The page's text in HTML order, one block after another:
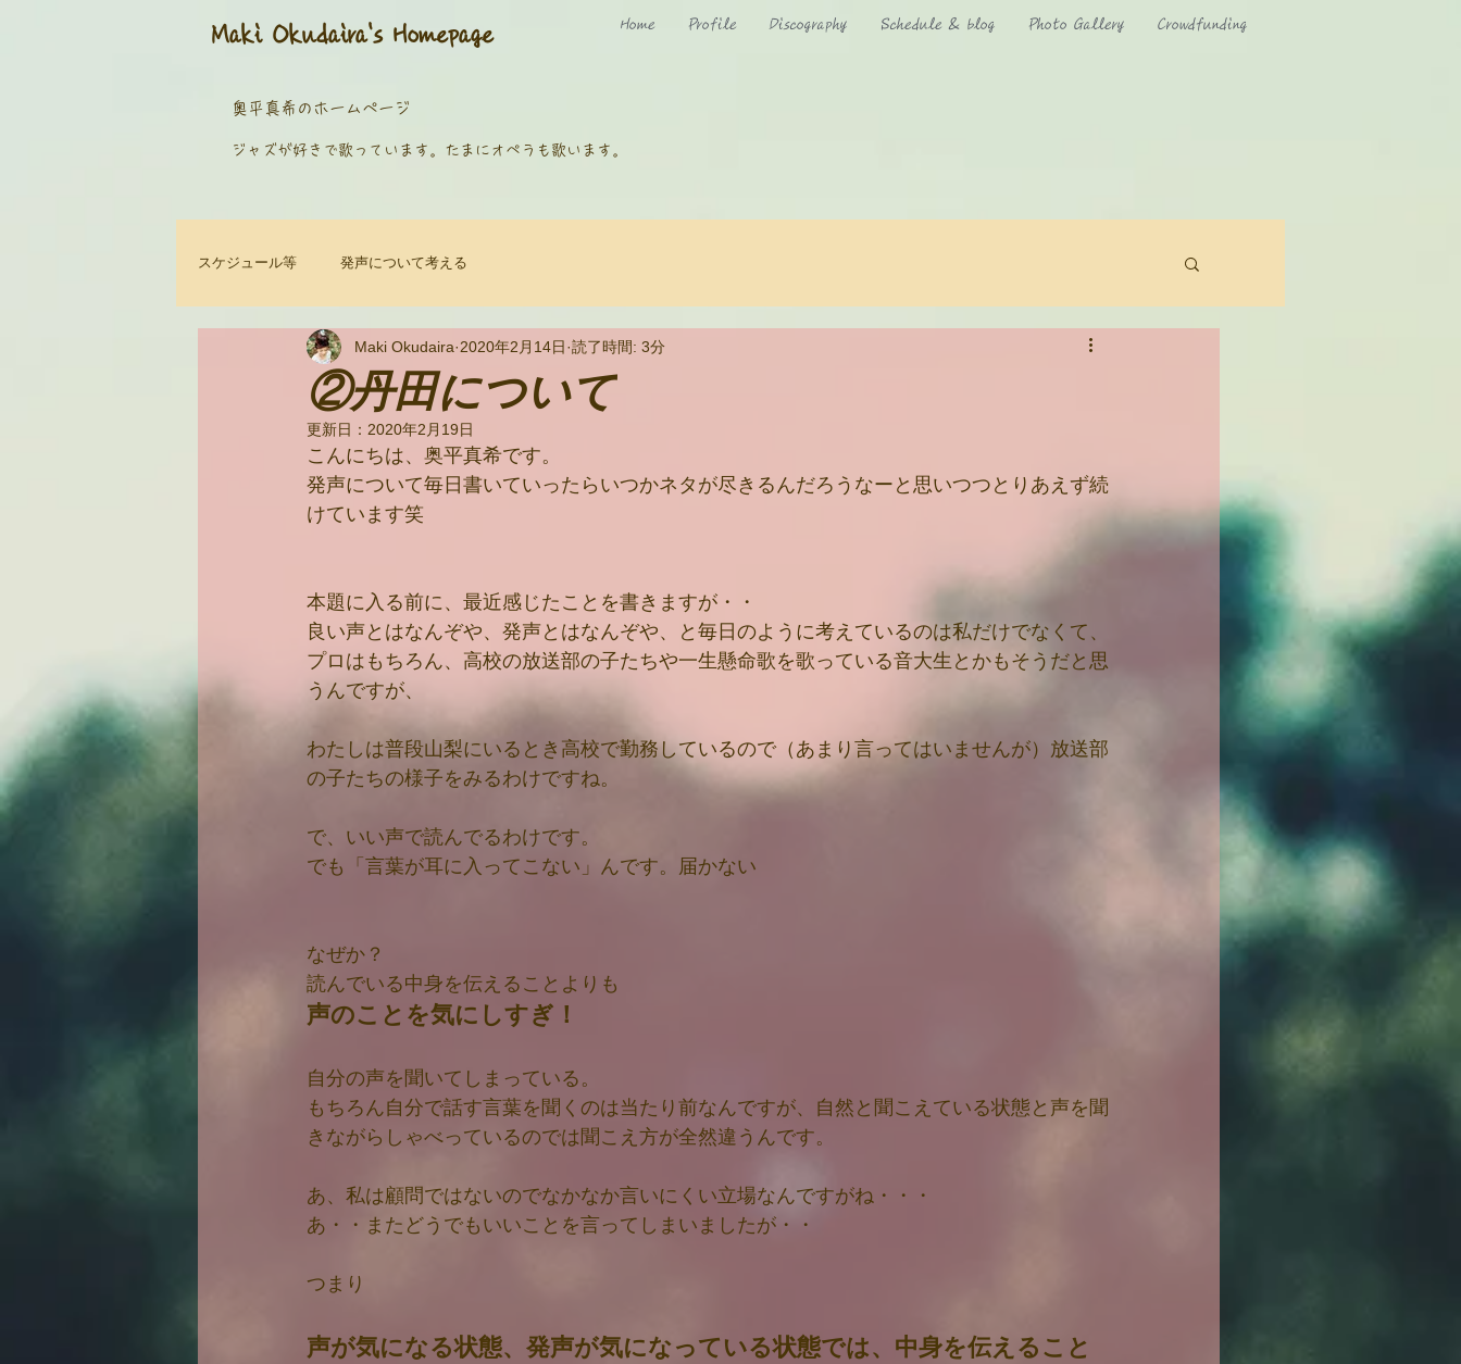
​Maki Okudaira's Homepage Home Profile Discography Schedule & blog Photo Gallery Crowdfunding
奥平真希のホームページ
​ジャズが好きで歌っています。 たまにオペラも歌います。
スケジュール等 発声について考える
②丹田について
Maki Okudaira 2020年2月14日 読了時間: 3分
更新日： 2020年2月19日
こんにちは、奥平真希です。
発声について毎日書いていったらいつかネタが尽きるんだろうなーと思いつつとりあえず続
けています笑
本題に入る前に、最近感じたことを書きますが・・
良い声とはなんぞや、発声とはなんぞや、と毎日のように考えているのは私だけでなくて、
プロはもちろん、高校の放送部の子たちや一生懸命歌を歌っている音大生とかもそうだと思
うんですが、
わたしは普段山梨にいるとき高校で勤務しているので（あまり言ってはいませんが）放送部
の子たちの様子をみるわけですね。
で、いい声で読んでるわけです。
でも「言葉が耳に入ってこない」んです。届かない
なぜか？
読んでいる中身を伝えることよりも
声のことを気にしすぎ！
自分の声を聞いてしまっている。
もちろん自分で話す言葉を聞くのは当たり前なんですが、自然と聞こえている状態と声を聞
きながらしゃべっているのでは聞こえ方が全然違うんです。
あ、私は顧問ではないのでなかなか言いにくい立場なんですがね・・・
あ・・またどうでもいいことを言ってしまいましたが・・
つまり
声が気になる状態、発声が気になっている状態では、中身を伝えること